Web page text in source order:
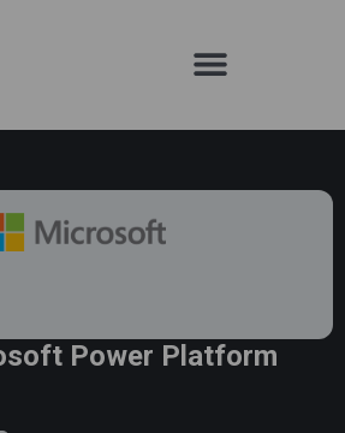
Power Platform